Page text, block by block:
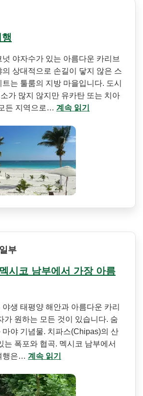
야자수가 있는 아름다운 카리브
상대적으로 손길이 닿지 않은 스
는 툴룸의 지방 마을입니다. 도시
가 많지 않지만 유카탄 또는 치아
든 지역으로… 계속 읽기
부
멕시코 남부에서 가장 아름
생 태평양 해안과 아름다운 카리
가 원하는 모든 것이 있습니다. 숨
마야 기념물. 치파스(Chipas)의 산
는 폭포와 협곡. 멕시코 남부에서
행은… 계속 읽기